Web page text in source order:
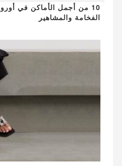
10 من أجمل الأماكن في
الفخامة والمشاهير